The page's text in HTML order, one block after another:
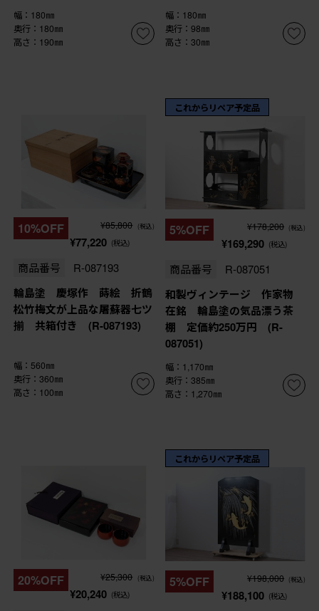
幅：180㎜
奥行：180㎜
高さ：190㎜
幅：180㎜
奥行：98㎜
高さ：30㎜
10%OFF ¥85,800 (税込)
¥77,220 (税込)
商品番号 R-087193
輪島塗 慶塚作 蒔絵 折鶴
松竹梅文が上品な屠蘇器七ツ
揃 共箱付き (R-087193)
幅：560㎜
奥行：360㎜
高さ：100㎜
これからリペア予定品
5%OFF ¥178,200 (税込)
¥169,290 (税込)
商品番号 R-087051
和製ヴィンテージ 作家物
在銘 輪島塗の気品漂う茶
棚 定価約250万円 (R-
087051)
幅：1,170㎜
奥行：385㎜
高さ：1,270㎜
20%OFF ¥25,300 (税込)
¥20,240 (税込)
これからリペア予定品
5%OFF ¥198,000 (税込)
¥188,100 (税込)